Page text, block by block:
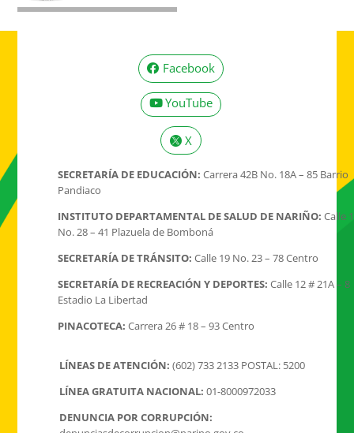
Facebook
YouTube
X
SECRETARÍA DE EDUCACIÓN: Carrera 42B No. 18A – 85 Barrio
Pandiaco
INSTITUTO DEPARTAMENTAL DE SALUD DE NARIÑO: Calle
No. 28 – 41 Plazuela de Bomboná
SECRETARÍA DE TRÁNSITO: Calle 19 No. 23 – 78 Centro
SECRETARÍA DE RECREACIÓN Y DEPORTES: Calle 12 # 21A – 8
Estadio La Libertad
PINACOTECA: Carrera 26 # 18 – 93 Centro
LÍNEAS DE ATENCIÓN: (602) 733 2133 POSTAL: 5200
LÍNEA GRATUITA NACIONAL: 01-8000972033
DENUNCIA POR CORRUPCIÓN: